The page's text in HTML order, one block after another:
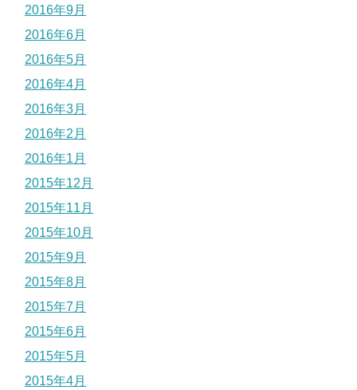
2016年9月
2016年6月
2016年5月
2016年4月
2016年3月
2016年2月
2016年1月
2015年12月
2015年11月
2015年10月
2015年9月
2015年8月
2015年7月
2015年6月
2015年5月
2015年4月